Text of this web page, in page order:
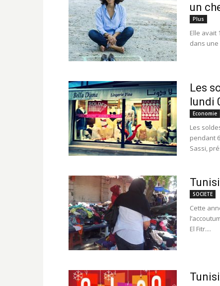
un
Plus
Elle avait
dans une
Les
lundi
Economie
Les
pendant
Sassi,
SOCIETE
Cette
El Fitr....